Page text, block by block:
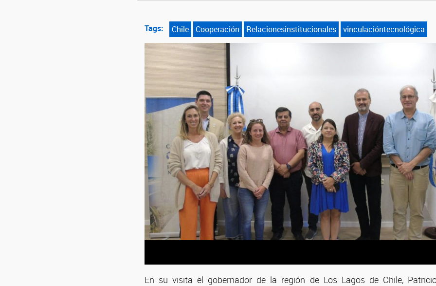
Tags: Chile Cooperación Relacionesinstitucionales vinculacióntecnológica
En su visita el gobernador de la región de Los Lagos de Chile,